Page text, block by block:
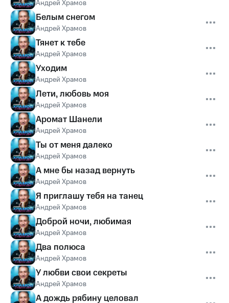
Андрей Храмов
Белым снегом
Андрей Храмов
Тянет к тебе
Андрей Храмов
Уходим
Андрей Храмов
Лети, любовь моя
Андрей Храмов
Аромат Шанели
Андрей Храмов
Ты от меня далеко
Андрей Храмов
А мне бы назад вернуть
Андрей Храмов
Я приглашу тебя на танец
Андрей Храмов
Доброй ночи, любимая
Андрей Храмов
Два полюса
Андрей Храмов
У любви свои секреты
Андрей Храмов
А дождь рябину целовал